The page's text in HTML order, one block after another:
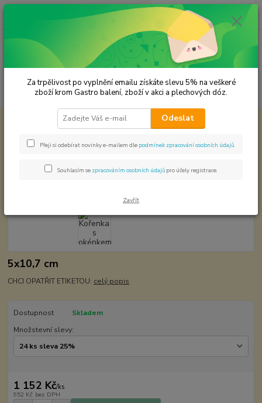
Menu
Hledat
ks
za 0,00 Kč
Plechové dózy - kořenky Kořenka s okénkem - obsah 170 ml.
Kořenka s okénkem - obsah 170
5x10,7 cm
CHCI OPATŘIT ETIKETOU: celý popis
Dostupnost
Skladem
Množstevní slevy:
1 152 Kč/ks
952 Kč bez DPH
Za trpělivost po vyplnění emailu získáte slevu 5% na veškeré
zboží krom Gastro balení, zboží v akci a plechových dóz.
Odeslat
Přeji si odebírat novinky e-mailem dle podmínek zpracování osobních údajů
Souhlasím se zpracováním osobních údajů pro účely registrace.
Zavřít